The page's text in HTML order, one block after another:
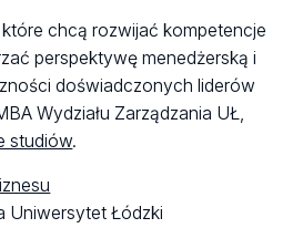
chcą rozwijać kompetencje
perspektywę menedżerską i
doświadczonych liderów
Wydziału Zarządzania UŁ,
studiów.
Uniwersytet Łódzki